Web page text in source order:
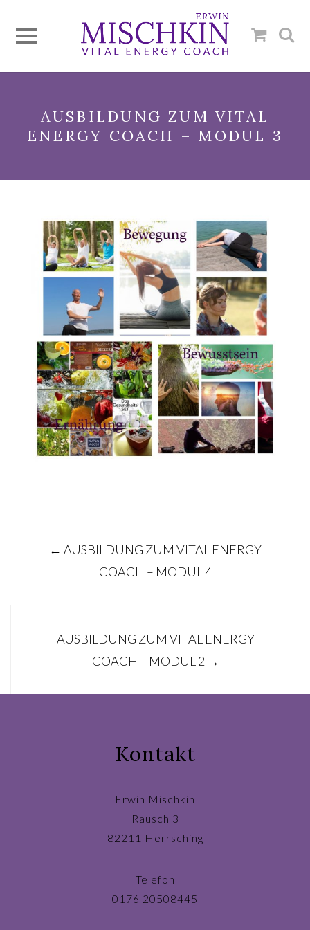
AUSBILDUNG ZUM VITAL
ENERGY COACH – MODUL 3
navigation
← AUSBILDUNG ZUM VITAL ENERGY
COACH – MODUL 4
AUSBILDUNG ZUM VITAL ENERGY
COACH – MODUL 2 →
Kontakt
Erwin Mischkin
Rausch 3
82211 Herrsching
Telefon
0176 20508445